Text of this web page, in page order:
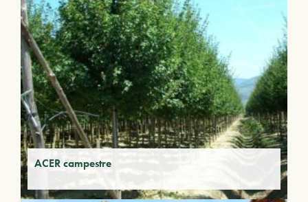
ACER campestre